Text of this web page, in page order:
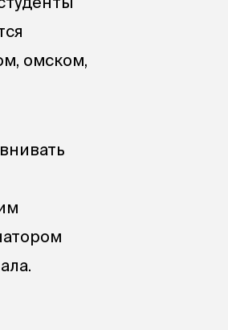
омском,